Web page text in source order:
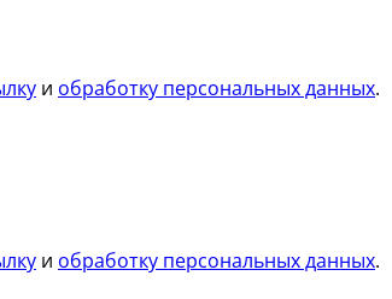
и обработку персональных данных.
и обработку персональных данных.